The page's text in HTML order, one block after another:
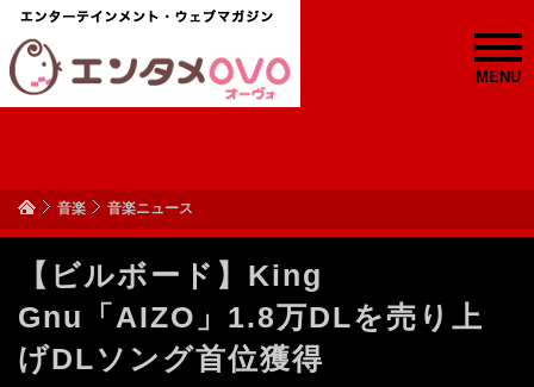
MENU
音楽 音楽ニュース
【ビルボード】King
Gnu「AIZO」1.8万DLを売り上
げDLソング首位獲得